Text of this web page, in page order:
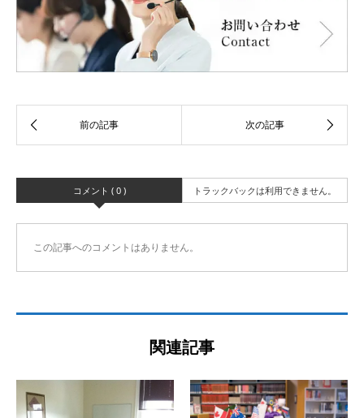
コメント ( 0 ) トラックバックは利用できません。
この記事へのコメントはありません。
関連記事